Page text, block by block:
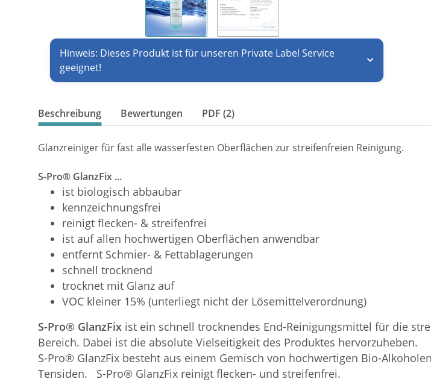
Hinweis: Dieses Produkt ist für unseren Private Label Service
geeignet!
Beschreibung Bewertungen PDF (2)
Glanzreiniger für fast alle wasserfesten Oberflächen zur streifenfreien Reinigung.
S-Pro® GlanzFix ...
ist biologisch abbaubar
kennzeichnungsfrei
reinigt flecken- & streifenfrei
ist auf allen hochwertigen Oberflächen anwendbar
entfernt Schmier- & Fettablagerungen
schnell trocknend
trocknet mit Glanz auf
VOC kleiner 15% (unterliegt nicht der Lösemittelverordnung)
S-Pro® GlanzFix ist ein schnell trocknendes End-Reinigungsmittel für die
Bereich. Dabei ist die absolute Vielseitigkeit des Produktes hervorzuheben.
S-Pro® GlanzFix besteht aus einem Gemisch von hochwertigen Bio-
Tensiden. S-Pro® GlanzFix reinigt flecken- und streifenfrei.